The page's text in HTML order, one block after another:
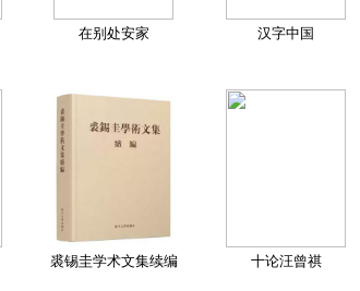
在别处安家 汉字中国
裘锡圭学术文集续编 十论汪曾祺